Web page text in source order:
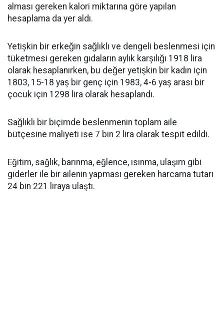
alması gereken kalori miktarına göre yapılan
hesaplama da yer aldı.
Yetişkin bir erkeğin sağlıklı ve dengeli beslenmesi için
tüketmesi gereken gıdaların aylık karşılığı 1918 lira
olarak hesaplanırken, bu değer yetişkin bir kadın için
1803, 15-18 yaş bir genç için 1983, 4-6 yaş arası bir
çocuk için 1298 lira olarak hesaplandı.
Sağlıklı bir biçimde beslenmenin toplam aile
bütçesine maliyeti ise 7 bin 2 lira olarak tespit edildi.
Eğitim, sağlık, barınma, eğlence, ısınma, ulaşım gibi
giderler ile bir ailenin yapması gereken harcama tutarı
24 bin 221 liraya ulaştı.